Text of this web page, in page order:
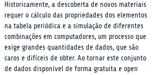
Historicamente, a descoberta de novos materiais
requer o cálculo das propriedades dos elementos
na tabela periódica e a simulação de diferentes
combinações em computadores, um processo que
exige grandes quantidades de dados, que são
caros e difíceis de obter. Ao tornar este conjunto
de dados disponível de forma gratuita e open